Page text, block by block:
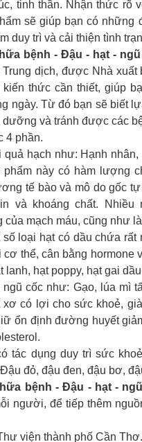
tinh thần. Nhận thức
sẽ giúp bạn có
duy trì và cải thiện tình
bệnh - Đậu - hạt -
dịch, được Nhà
kiến thức cần thiết, giúp
ngày. Từ đó bạn sẽ biết
và tránh được các
4 phần.
hạch như: Hạnh
này có hàm lượng
tế bào và mô do gốc
và khoáng chất.
của mạch máu, cũng như
loại hạt có dầu chứa
thể, cân bằng
lanh, hạt poppy, hạt gai
cốc như: Gạo, lúa mì
có lợi cho sức khoẻ,
ổn định đường huyết
tác dụng duy trì sức
đỏ, đậu đen, đậu bơ,
bệnh - Đậu - hạt -
người, để tiếp thêm
viện thành phố Cần